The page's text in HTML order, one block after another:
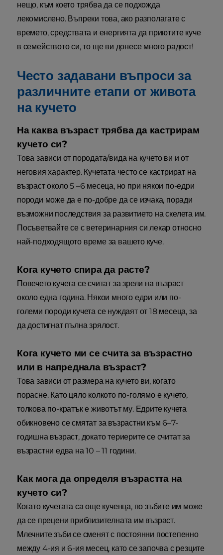
нещо, към което трябва да се подхожда
лекомислено. Въпреки това, ако разполагате с
времето, средствата и енергията да приютите куче
в семейството си, то ще ви донесе много радост!
Често задавани въпроси за
различните етапи от живота
на кучето
На каква възраст трябва да кастрирам
кучето си?
Това зависи от породата/вида на кучето ви и от
неговия характер. Кучетата често се кастрират на
възраст около 5 –6 месеца, но при някои по-едри
породи може да е по-добре да се изчака, поради
възможни последствия за развитието на скелета им.
Посъветвайте се с ветеринарния си лекар относно
най-подходящото време за вашето куче.
Кога кучето спира да расте?
Повечето кучета се считат за зрели на възраст
около една година. Някои много едри или по-
големи породи кучета се нуждаят от 18 месеца, за
да достигнат пълна зрялост.
Кога кучето ми се счита за възрастно
или в напреднала възраст?
Това зависи от размера на кучето ви, когато
порасне. Като цяло колкото по-голямо е кучето,
толкова по-кратък е животът му. Едрите кучета
обикновено се смятат за възрастни към 6–7-
годишна възраст, докато териерите се считат за
възрастни едва на 10 – 11 години.
Как мога да определя възрастта на
кучето си?
Когато кучетата са още кученца, по зъбите им може
да се прецени приблизителната им възраст.
Млечните зъби се сменят с постоянни постепенно
между 4-ия и 6-ия месец, като се започва с резците